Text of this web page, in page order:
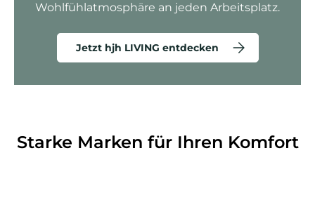
Wohlfühlatmosphäre an jeden Arbeitsplatz.
Jetzt hjh LIVING entdecken
Starke Marken für Ihren Komfort